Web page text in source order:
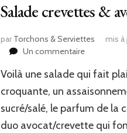
Salade crevettes &
par Torchons & Serviettes mis à
Un commentairesur
crevettes
&
Voilà une salade qui fait
croquante, un
sucré/salé, le parfum de la
duo avocat/crevette qui